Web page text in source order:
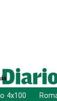
4x100